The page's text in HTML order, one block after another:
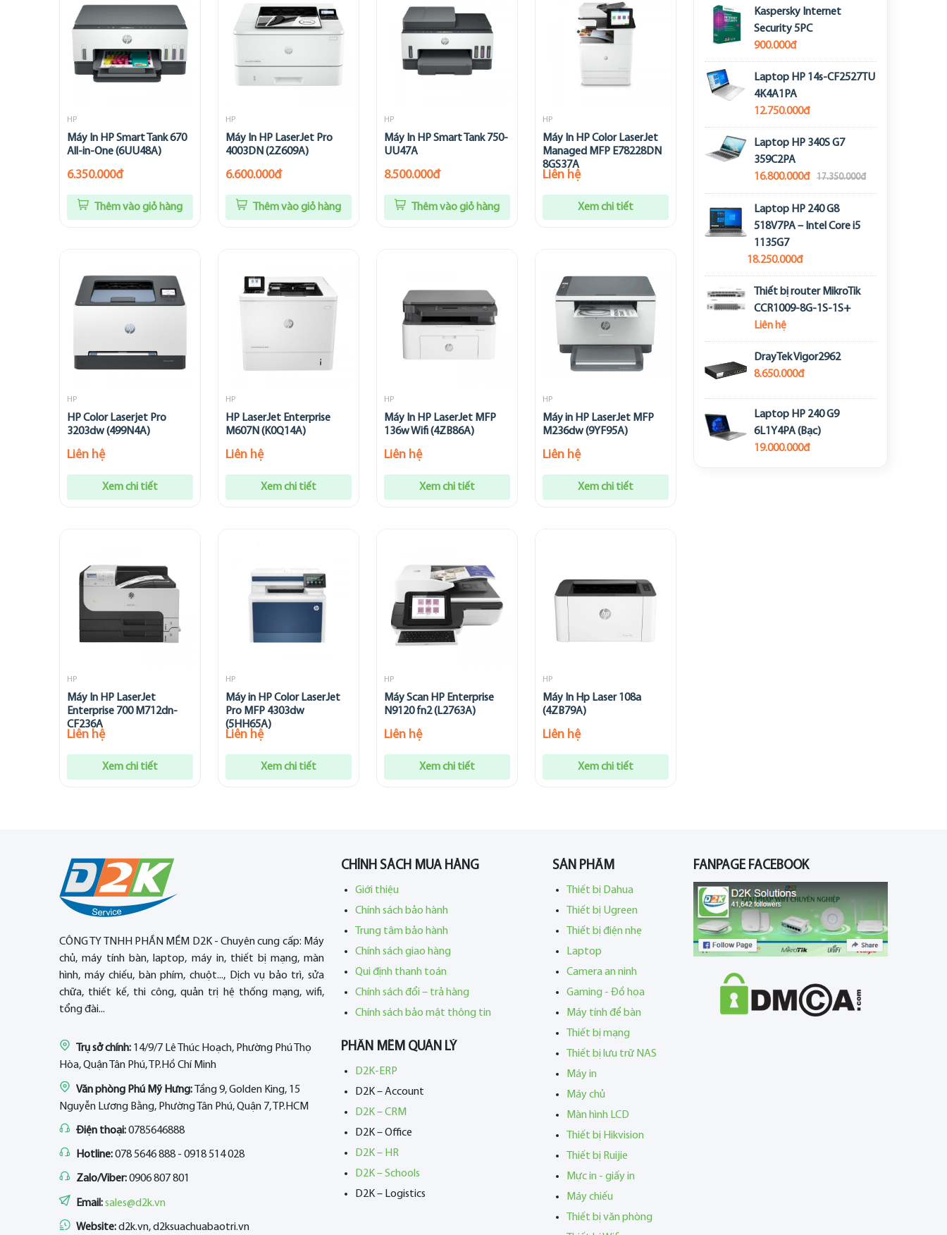
HP
Máy In HP Smart Tank 670
All-in-One (6UU48A)
6.350.000đ
Thêm vào giỏ hàng
HP
Máy In HP LaserJet Pro
4003DN (2Z609A)
6.600.000đ
Thêm vào giỏ hàng
HP
Máy In HP Smart Tank 750-
UU47A
8.500.000đ
Thêm vào giỏ hàng
HP
Máy In HP Color LaserJet
Managed MFP E78228DN
8GS37A
Liên hệ
Xem chi tiết
HP
HP Color Laserjet Pro
3203dw (499N4A)
Liên hệ
Xem chi tiết
HP
HP LaserJet Enterprise
M607N (K0Q14A)
Liên hệ
Xem chi tiết
HP
Máy In HP LaserJet MFP
136w Wifi (4ZB86A)
Liên hệ
Xem chi tiết
HP
Máy in HP LaserJet MFP
M236dw (9YF95A)
Liên hệ
Xem chi tiết
HP
Máy In HP LaserJet
Enterprise 700 M712dn-
CF236A
Liên hệ
Xem chi tiết
HP
Máy in HP Color LaserJet
Pro MFP 4303dw
(5HH65A)
Liên hệ
Xem chi tiết
HP
Máy Scan HP Enterprise
N9120 fn2 (L2763A)
Liên hệ
Xem chi tiết
HP
Máy In Hp Laser 108a
(4ZB79A)
Liên hệ
Xem chi tiết
Kaspersky Internet
Security 5PC
900.000đ
Laptop HP 14s-CF2527TU
4K4A1PA
12.750.000đ
Laptop HP 340S G7
359C2PA
16.800.000đ
17.350.000đ
Laptop HP 240 G8
518V7PA – Intel Core i5
1135G7
18.250.000đ
Thiết bị router MikroTik
CCR1009-8G-1S-1S+
Liên hệ
DrayTek Vigor2962
8.650.000đ
Laptop HP 240 G9
6L1Y4PA (Bạc)
19.000.000đ
CÔNG TY TNHH PHẦN MỀM D2K - Chuyên cung cấp: Máy
chủ, máy tính bàn, laptop, máy in, thiết bị mạng, màn
hình, máy chiếu, bàn phím, chuột..., Dịch vụ bảo trì, sửa
chữa, thiết kế, thi công, quản trị hệ thống mạng, wifi,
tổng đài...
Trụ sở chính: 14/9/7 Lê Thúc Hoạch, Phường Phú Thọ
Hòa, Quận Tân Phú, TP.Hồ Chí Minh
Văn phòng Phú Mỹ Hưng:
Tầng 9, Golden King, 15
Nguyễn Lương Bằng, Phường Tân Phú, Quận 7, TP.HCM
Điện thoại:0785646888
Hotline:078 5646 888 - 0918 514 028
Zalo/Viber:0906 807 801
Email:sales@d2k.vn
Website:d2k.vn, d2ksuachuabaotri.vn
CHÍNH SÁCH MUA HÀNG
Giới thiệu
Chính sách bảo hành
Trung tâm bảo hành
Chính sách giao hàng
Qui định thanh toán
Chính sách đổi – trả hàng
Chính sách bảo mật thông tin
PHẦN MỀM QUẢN LÝ
D2K-ERP
D2K – Account
D2K – CRM
D2K – Office
D2K – HR
D2K – Schools
D2K – Logistics
SẢN PHẨM
Thiết bị Dahua
Thiết bị Ugreen
Thiết bị điện nhẹ
Laptop
Camera an ninh
Gaming - Đồ họa
Máy tính để bàn
Thiết bị mạng
Thiết bị lưu trữ NAS
Máy in
Máy chủ
Màn hình LCD
Thiết bị Hikvision
Thiết bị Ruijie
Mực in - giấy in
Máy chiếu
Thiết bị văn phòng
FANPAGE FACEBOOK